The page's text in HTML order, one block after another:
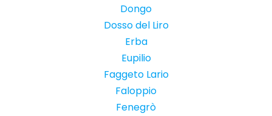
Dongo
Dosso del Liro
Erba
Eupilio
Faggeto Lario
Faloppio
Fenegrò